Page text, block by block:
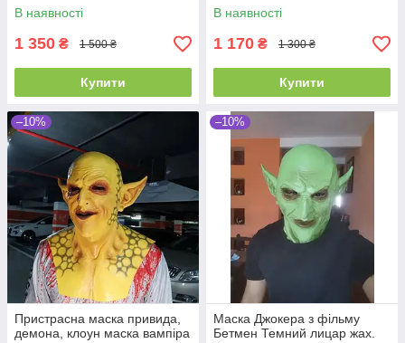
В наявності
1 350 ₴ 1 500 ₴
Купити
В наявності
1 170 ₴ 1 300 ₴
Купити
–10%
Пристрасна маска привида,
демона, клоун маска вампіра
–10%
Маска Джокера з фільму
Бетмен Темний лицар жах.